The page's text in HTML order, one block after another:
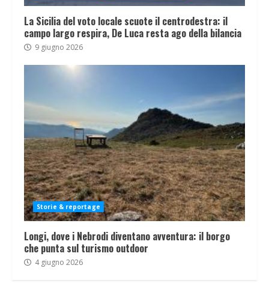
La Sicilia del voto locale scuote il centrodestra: il
campo largo respira, De Luca resta ago della bilancia
9 giugno 2026
Storie & reportage
Longi, dove i Nebrodi diventano avventura: il borgo
che punta sul turismo outdoor
4 giugno 2026